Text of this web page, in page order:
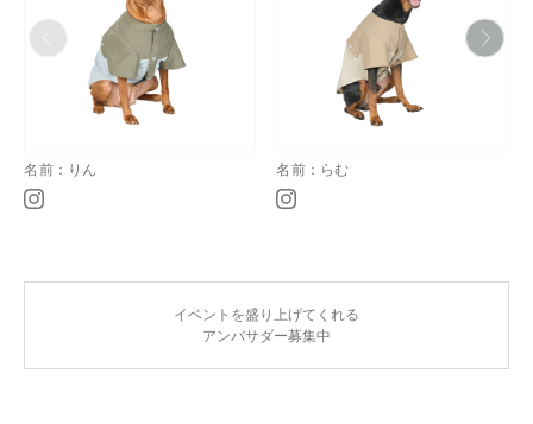
名前：りん 名前：らむ
イベントを盛り上げてくれる
アンバサダー募集中